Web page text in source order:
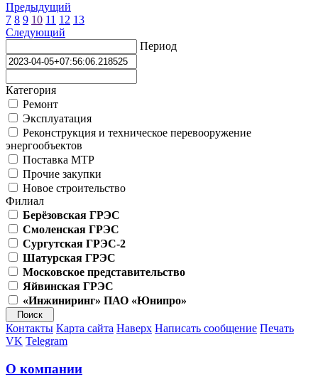
Предыдущий
7 8 9 10 11 12 13
Следующий
Период
Категория
Ремонт
Эксплуатация
Реконструкция и техническое перевооружение
энергообъектов
Поставка МТР
Прочие закупки
Новое строительство
Филиал
Берёзовская ГРЭС
Смоленская ГРЭС
Сургутская ГРЭС-2
Шатурская ГРЭС
Московское представительство
Яйвинская ГРЭС
«Инжиниринг» ПАО «Юнипро»
Контакты Карта сайта Наверх Написать сообщение Печать
VK Telegram
О компании